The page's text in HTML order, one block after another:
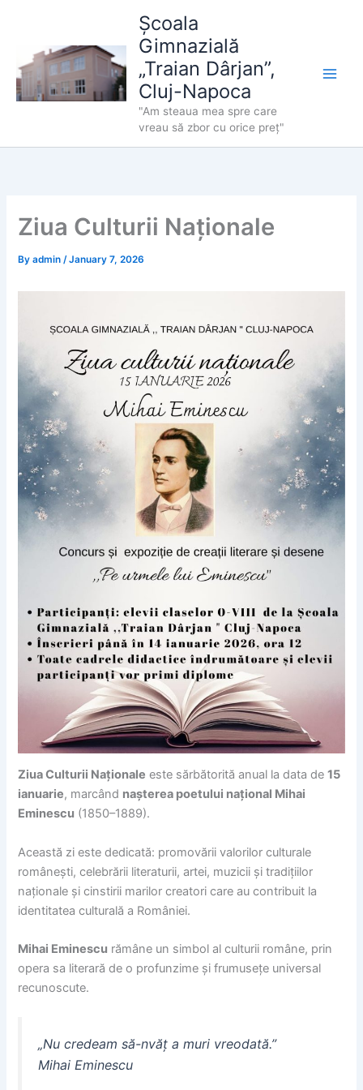
content
Școala
Gimnazială
„Traian Dârjan”,
Cluj-Napoca
"Am steaua mea spre care
vreau să zbor cu orice preț"
Ziua Culturii Naționale
Byadmin/January 7, 2026
Ziua Culturii Naționale este sărbătorită anual la data de15
ianuarie, marcând nașterea poetului național Mihai
Eminescu (1850–1889).
Această zi este dedicată: promovării valorilor culturale
românești, celebrării literaturii, artei, muzicii și tradițiilor
naționale și cinstirii marilor creatori care au contribuit la
identitatea culturală a României.
Mihai Eminescu rămâne un simbol al culturii române, prin
opera sa literară de o profunzime și frumusețe universal
recunoscute.
„Nu credeam să-nvăț a muri vreodată.”
Mihai Eminescu